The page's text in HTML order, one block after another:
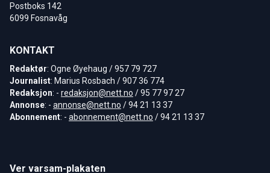
Postboks 142
6099 Fosnavåg
KONTAKT
Redaktør: Ogne Øyehaug / 957 79 727
Journalist: Marius Rosbach / 907 36 774
Redaksjon: - redaksjon@nett.no / 95 77 97 27
Annonse: - annonse@nett.no / 94 21 13 37
Abonnement: - abonnement@nett.no / 94 21 13 37
Ver varsam-plakaten